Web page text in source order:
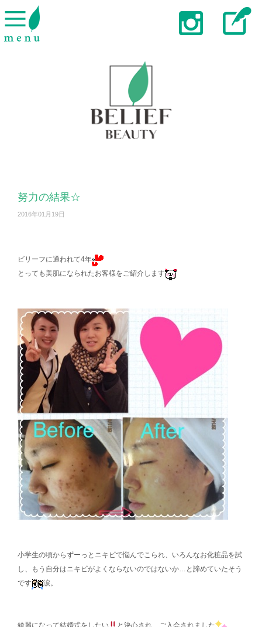
努力の結果☆
2016年01月19日
ビリーフに通われて4年
とっても美肌になられたお客様をご紹介します
小学生の頃からずーっとニキビで悩んでこられ、いろんなお化粧品を試
し、もう自分はニキビがよくならないのではないか…と諦めていたそう
です
涙。
綺麗になって結婚式をしたい
と決心され、ご入会されました